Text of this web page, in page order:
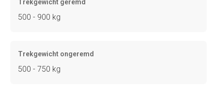
Trekgewicht geremd
500 - 900 kg
Trekgewicht ongeremd
500 - 750 kg